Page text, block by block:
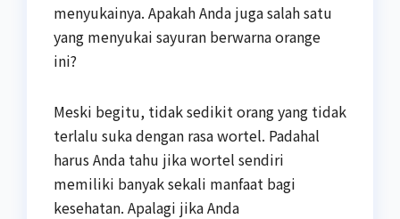
menyukainya. Apakah Anda juga salah satu
yang menyukai sayuran berwarna orange
ini?
Meski begitu, tidak sedikit orang yang tidak
terlalu suka dengan rasa wortel. Padahal
harus Anda tahu jika wortel sendiri
memiliki banyak sekali manfaat bagi
kesehatan. Apalagi jika Anda